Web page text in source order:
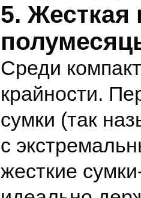
5. Жесткая
Среди
крайности.
сумки (так
с
жесткие